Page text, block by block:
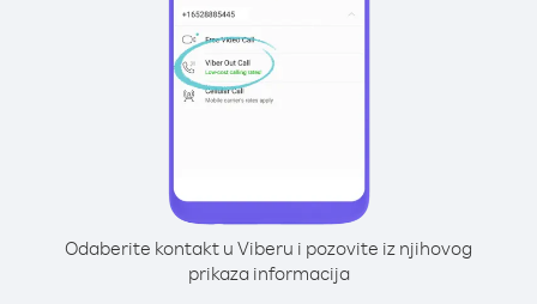
Odaberite kontakt u Viberu i pozovite iz njihovog
prikaza informacija